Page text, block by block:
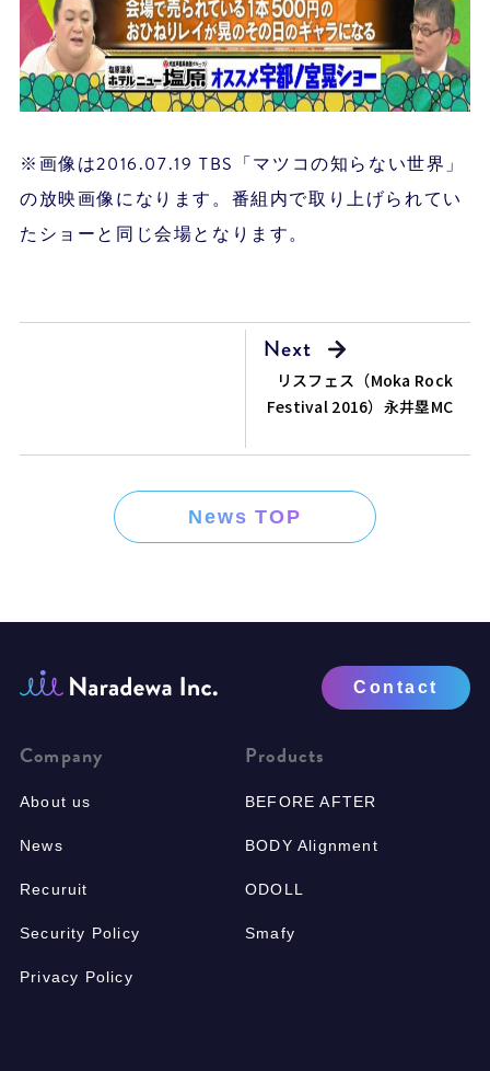
※画像は2016.07.19 TBS「マツコの知らない世界」
の放映画像になります。番組内で取り上げられてい
たショーと同じ会場となります。
リスフェス（Moka Rock
Festival 2016）永井塁MC
News TOP
Contact
Company
About us
News
Recuruit
Security Policy
Privacy Policy
Products
BEFORE AFTER
BODY Alignment
ODOLL
Smafy